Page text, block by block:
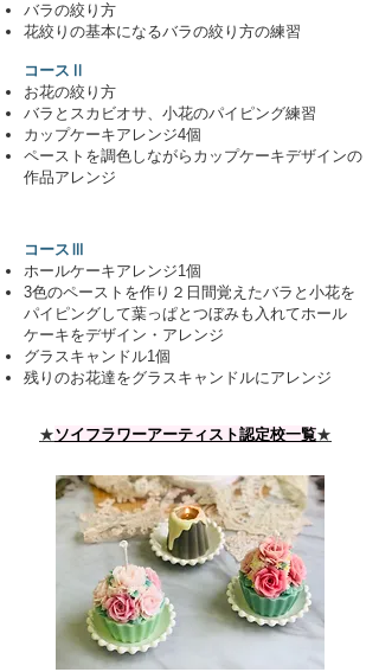
バラの絞り方
花絞りの基本になるバラの絞り方の練習
コースⅡ
お花の絞り方
バラとスカビオサ、小花のパイピング練習
カップケーキアレンジ4個
ペーストを調色しながらカップケーキデザインの
作品アレンジ
コースⅢ
ホールケーキアレンジ1個
3色のペーストを作り２日間覚えたバラと小花を
パイピングして葉っぱとつぼみも入れてホール
ケーキをデザイン・アレンジ
グラスキャンドル1個
残りのお花達をグラスキャンドルにアレンジ
★ソイフラワーアーティスト認定校一覧★